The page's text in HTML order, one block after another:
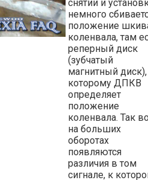
снятии и
немного
положение
коленвала, там
реперный диск
(зубчатый
магнитный
которому ДПКВ
определяет
положение
коленвала. Так
на больших
оборотах
появляются
различия в том
сигнале, к